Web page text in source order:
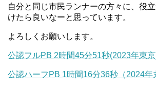
自分と同じ市民ランナーの方々に、役
けたら良いなーと思っています。
よろしくお願いします。
公認フルPB 2時間45分51秒(2023年東
公認ハーフPB 1時間16分36秒（2024年